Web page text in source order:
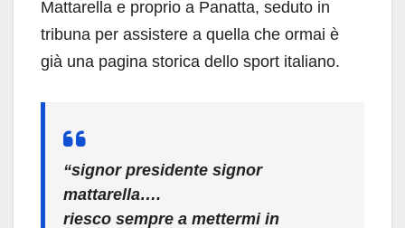
Mattarella e proprio a Panatta, seduto in
tribuna per assistere a quella che ormai è
già una pagina storica dello sport italiano.
“signor presidente signor
mattarella….
riesco sempre a mettermi in